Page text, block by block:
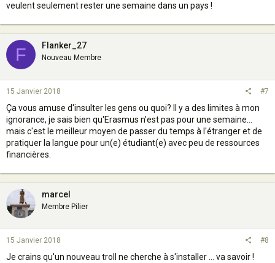
veulent seulement rester une semaine dans un pays !
F Flanker_27
Nouveau Membre
15 Janvier 2018 #7
Ça vous amuse d'insulter les gens ou quoi? Il y a des limites à mon
ignorance, je sais bien qu'Erasmus n'est pas pour une semaine...
mais c'est le meilleur moyen de passer du temps à l'étranger et de
pratiquer la langue pour un(e) étudiant(e) avec peu de ressources
financières.
marcel
Membre Pilier
15 Janvier 2018 #8
Je crains qu'un nouveau troll ne cherche à s'installer ... va savoir !